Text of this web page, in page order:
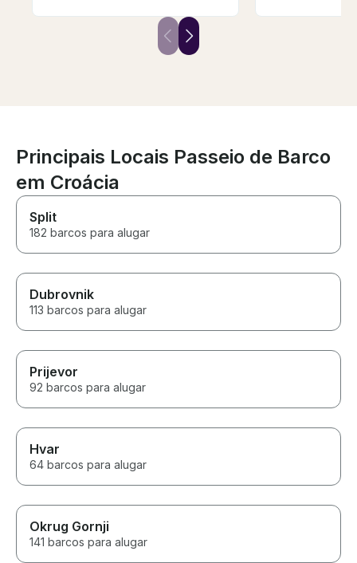
adventure, talk to Tom.
Principais Locais Passeio de Barco
em Croácia
Split
182 barcos para alugar
Dubrovnik
113 barcos para alugar
Prijevor
92 barcos para alugar
Hvar
64 barcos para alugar
Okrug Gornji
141 barcos para alugar